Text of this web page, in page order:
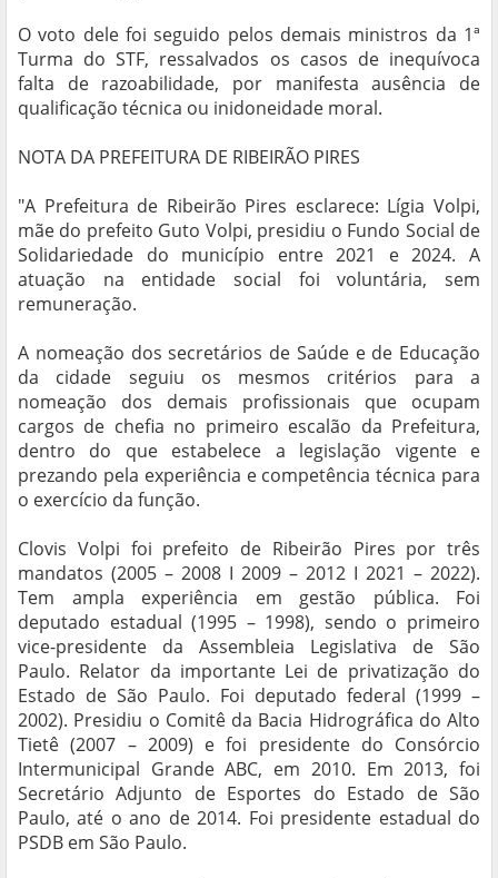
O voto dele foi seguido pelos demais ministros da 1ª
Turma do STF, ressalvados os casos de inequívoca
falta de razoabilidade, por manifesta ausência de
qualificação técnica ou inidoneidade moral.
NOTA DA PREFEITURA DE RIBEIRÃO PIRES
"A Prefeitura de Ribeirão Pires esclarece: Lígia Volpi,
mãe do prefeito Guto Volpi, presidiu o Fundo Social de
Solidariedade do município entre 2021 e 2024. A
atuação na entidade social foi voluntária, sem
remuneração.
A nomeação dos secretários de Saúde e de Educação
da cidade seguiu os mesmos critérios para a
nomeação dos demais profissionais que ocupam
cargos de chefia no primeiro escalão da Prefeitura,
dentro do que estabelece a legislação vigente e
prezando pela experiência e competência técnica para
o exercício da função.
Clovis Volpi foi prefeito de Ribeirão Pires por três
mandatos (2005 – 2008 I 2009 – 2012 I 2021 – 2022).
Tem ampla experiência em gestão pública. Foi
deputado estadual (1995 – 1998), sendo o primeiro
vice-presidente da Assembleia Legislativa de São
Paulo. Relator da importante Lei de privatização do
Estado de São Paulo. Foi deputado federal (1999 –
2002). Presidiu o Comitê da Bacia Hidrográfica do Alto
Tietê (2007 – 2009) e foi presidente do Consórcio
Intermunicipal Grande ABC, em 2010. Em 2013, foi
Secretário Adjunto de Esportes do Estado de São
Paulo, até o ano de 2014. Foi presidente estadual do
PSDB em São Paulo.